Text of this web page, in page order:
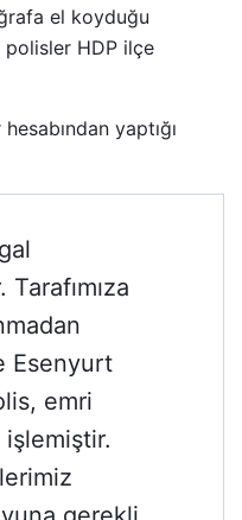
el koyduğu
polisler HDP ilçe
yaptığı
Esenyurt
emri